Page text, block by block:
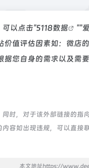
可以点击"5118数据 ""
值评估因素如：微店
您自身的需求以及需
时，对于该外部链接的指
容如出现违规，可以直接
本文地址https://